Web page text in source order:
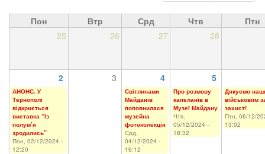
Пон Втр Срд Чтв
Птн
25
26 27 28
2 3 4 5
АНОНС. У
Тернополі
відкриється
виставка “Із
полум’я
зродились”
Пон, 02/12/2024 -
12:20
Світлинами
Майданів
поповнилася
музейна
фотоколекція
Срд,
04/12/2024 -
16:12
Про розмову
капеланів в
Музеї Майдану
Чтв,
05/12/2024 -
18:32
Дякуємо
військовим
захист!
Птн, 06/12/
13:02